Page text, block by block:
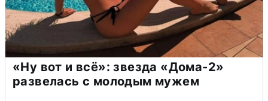
«Ну вот и всё»: звезда «Дома-2»
развелась с молодым мужем